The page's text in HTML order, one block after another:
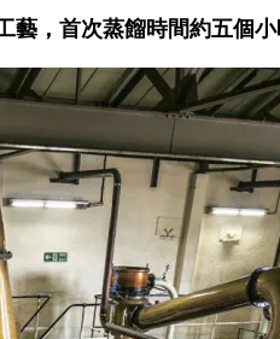
，首次蒸餾時間約五個